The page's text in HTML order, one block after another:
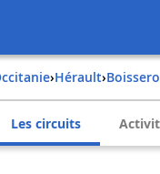
Occitanie› Hérault›
Les circuits